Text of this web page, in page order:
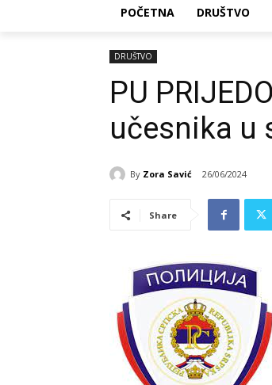
POČETNA DRUŠTVO
DRUŠTVO
PU
učesnika u
By Zora Savić 26/06/2024
Share